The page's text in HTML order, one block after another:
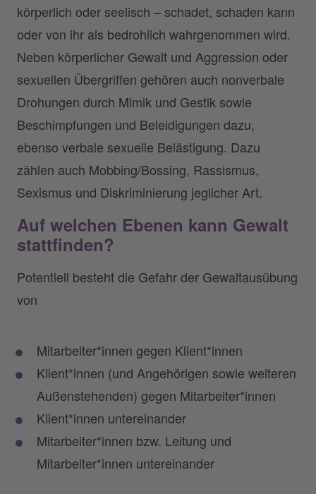
körperlich oder seelisch – schadet, schaden kann
oder von ihr als bedrohlich wahrgenommen wird.
Neben körperlicher Gewalt und Aggression oder
sexuellen Übergriffen gehören auch nonverbale
Drohungen durch Mimik und Gestik sowie
Beschimpfungen und Beleidigungen dazu,
ebenso verbale sexuelle Belästigung. Dazu
zählen auch Mobbing/Bossing, Rassismus,
Sexismus und Diskriminierung jeglicher Art.
Auf welchen Ebenen kann Gewalt
stattfinden?
Potentiell besteht die Gefahr der Gewaltausübung
von
Mitarbeiter*innen gegen Klient*innen
Klient*innen (und Angehörigen sowie weiteren
Außenstehenden) gegen Mitarbeiter*innen
Klient*innen untereinander
Mitarbeiter*innen bzw. Leitung und
Mitarbeiter*innen untereinander